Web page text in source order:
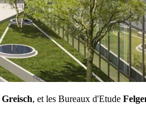
Greisch, et les Bureaux d'Etude